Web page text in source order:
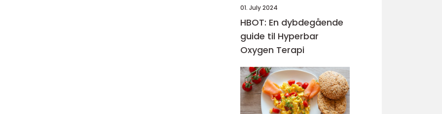
01. July 2024
HBOT: En dybdegående
guide til Hyperbar
Oxygen Terapi